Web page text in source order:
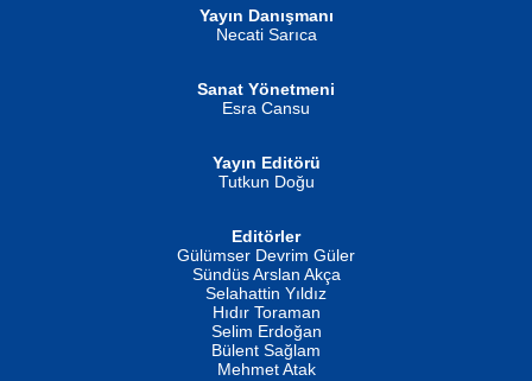
İSMAİL OKUTAN
Erkeklerin Kahrolması Ne Demektir
Evvel Zaman Tanrıçası...
Yayın Danışmanı
Necati Sarıca
Sanat Yönetmeni
Esra Cansu
Yayın Editörü
Tutkun Doğu
Editörler
Gülümser Devrim Güler
Sündüs Arslan Akça
Selahattin Yıldız
Hıdır Toraman
Selim Erdoğan
Bülent Sağlam
Mehmet Atak